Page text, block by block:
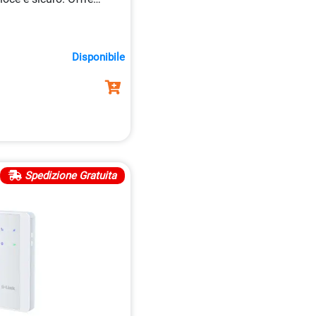
con
Disponibile
Spedizione Gratuita